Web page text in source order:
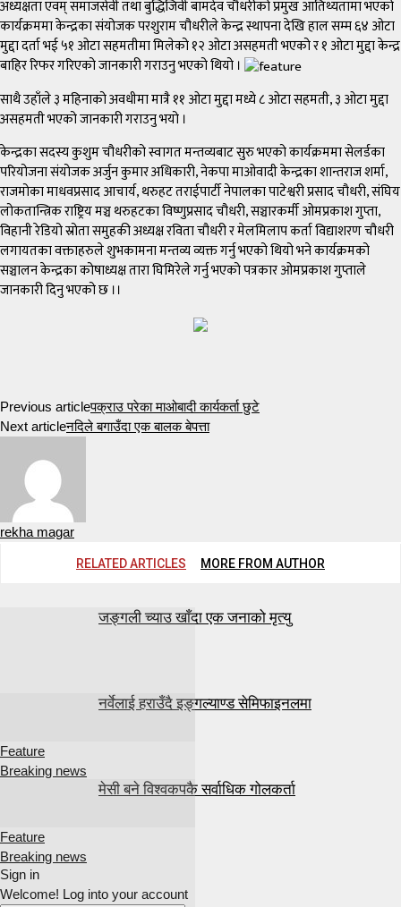
अध्यक्षता एवम् समाजसेवी तथा बुद्धिजिवी बामदेव चौधरीको प्रमुख आतिथ्यतामा भएको
कार्यक्रममा केन्द्रका संयोजक परशुराम चौधरीले केन्द्र स्थापना देखि हाल सम्म ६४ ओटा
मुद्दा दर्ता भई ५१ ओटा सहमतीमा मिलेको १२ ओटा असहमती भएको र १ ओटा मुद्दा केन्द्र
बाहिर रिफर गरिएको जानकारी गराउनु भएको थियो ।
साथै उहाँले ३ महिनाको अवधीमा मात्रै ११ ओटा मुद्दा मध्ये ८ ओटा सहमती, ३ ओटा मुद्दा
असहमती भएको जानकारी गराउनु भयो ।
केन्द्रका सदस्य कुशुम चौधरीको स्वागत मन्तव्यबाट सुरु भएको कार्यक्रममा सेलर्डका
परियोजना संयोजक अर्जुन कुमार अधिकारी, नेकपा माओवादी केन्द्रका शान्तराज शर्मा,
राजमोका माधवप्रसाद आचार्य, थरुहट तराईपार्टी नेपालका पाटेश्वरी प्रसाद चौधरी, संघिय
लोकतान्त्रिक राष्ट्रिय मञ्च थरुहटका विष्णुप्रसाद चौधरी, सञ्चारकर्मी ओमप्रकाश गुप्ता,
विहानी रेडियो स्रोता समुहकी अध्यक्ष रविता चौधरी र मेलमिलाप कर्ता विद्याशरण चौधरी
लगायतका वक्ताहरुले शुभकामना मन्तव्य व्यक्त गर्नु भएको थियो भने कार्यक्रमको
सञ्चालन केन्द्रका कोषाध्यक्ष तारा घिमिरेले गर्नु भएको पत्रकार ओमप्रकाश गुप्ताले
जानकारी दिनु भएको छ ।।
Previous articleपक्राउ परेका माओबादी कार्यकर्ता छुटे
Next articleनदिले बगाउँदा एक बालक बेपत्ता
rekha magar
RELATED ARTICLES MORE FROM AUTHOR
Feature
Breaking news
जङ्गली च्याउ खाँदा एक जनाको मृत्यु
Feature
Breaking news
नर्वेलाई हराउँदै इङ्गल्याण्ड सेमिफाइनलमा
मेसी बने विश्वकपकै सर्वाधिक गोलकर्ता
Sign in
Welcome! Log into your account